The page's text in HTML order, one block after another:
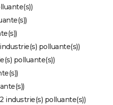
polluante(s))
polluante(s))
industrie(s) polluante(s))